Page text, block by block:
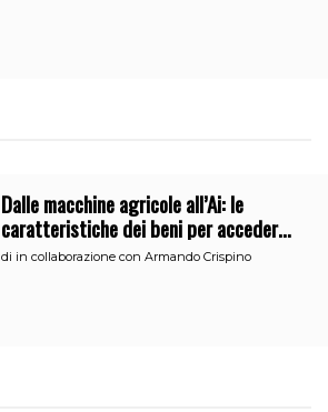
Dalle macchine agricole all’Ai: le
caratteristiche dei beni per accedere
all’iperammortamento
di in collaborazione con Armando Crispino